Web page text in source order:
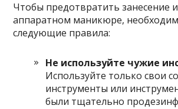
Чтобы предотвратить занесение
аппаратном маникюре,
следующие правила:
Не используйте чужие
Используйте только свои
инструменты или
были тщательно